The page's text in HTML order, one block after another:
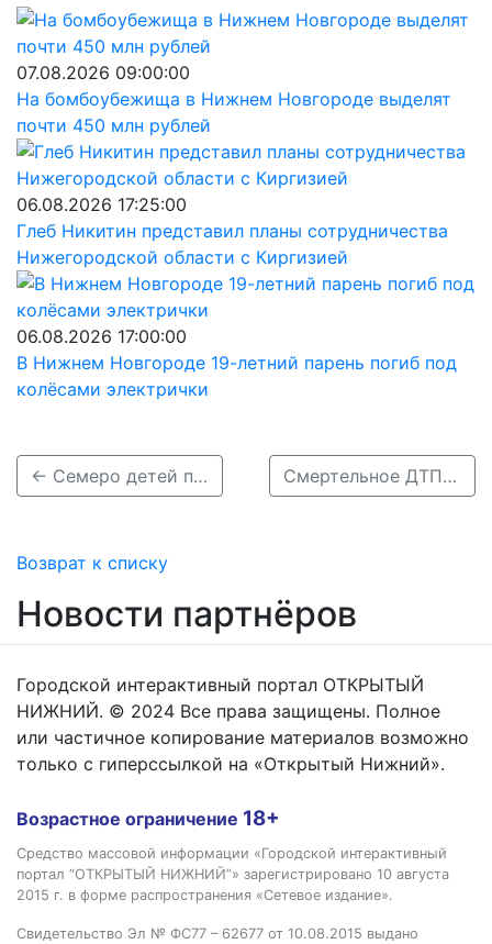
07.08.2026 09:00:00
На бомбоубежища в Нижнем Новгороде выделят
почти 450 млн рублей
06.08.2026 17:25:00
Глеб Никитин представил планы сотрудничества
Нижегородской области с Киргизией
06.08.2026 17:00:00
В Нижнем Новгороде 19-летний парень погиб под
колёсами электрички
← Семеро детей пострадали в ДТП в Нижегородской области за выходные Смертельное ДТП произошло в Богородском районе 14 октября →
Возврат к списку
Новости партнёров
Городской интерактивный портал ОТКРЫТЫЙ
НИЖНИЙ. © 2024 Все права защищены. Полное
или частичное копирование материалов возможно
только с гиперссылкой на «Открытый Нижний».
Возрастное ограничение 18+
Средство массовой информации «Городской интерактивный
портал “ОТКРЫТЫЙ НИЖНИЙ”» зарегистрировано 10 августа
2015 г. в форме распространения «Сетевое издание».
Свидетельство Эл № ФС77 – 62677 от 10.08.2015 выдано